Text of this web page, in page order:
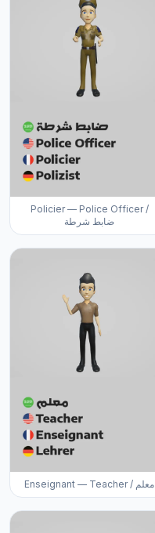
Policier — Police Officer /
ضابط شرطة
Enseignant — Teacher / معلم